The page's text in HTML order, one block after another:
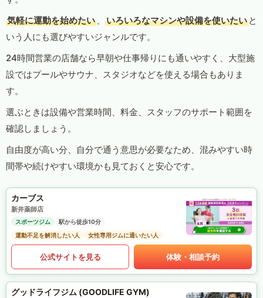
気軽に運動を始めたい 、 いろいろなマシンや設備を使いたい と
いう人にも選びやすいジャンルです。
24時間営業の店舗なら早朝や仕事帰りにも通いやすく、大型施
設ではプールやサウナ、スタジオなどを使える場合もありま
す。
選ぶときは設備や営業時間、料金、スタッフのサポート範囲を
確認しましょう。
自由度が高い分、自分で通う意思が必要なため、混みやすい時
間帯や続けやすい環境かも見ておくと安心です。
カーブス
新井薬師店
スポーツジム
駅から徒歩10分
運動不足を解消したい人
女性専用ジムに通いたい人
公式サイトを見る 体験・相談予約
グッドライフジム (GOODLIFE GYM)